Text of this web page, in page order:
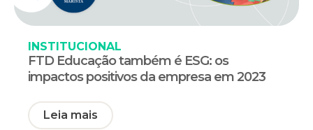
INSTITUCIONAL
FTD Educação também é ESG: os
impactos positivos da empresa em 2023
Leia mais